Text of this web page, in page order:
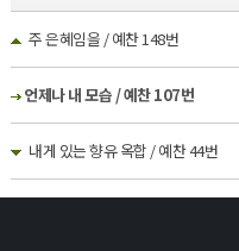
주 은혜임을 / 예찬 148번
언제나 내 모습 / 예찬 107번
내게 있는 향유 옥합 / 예찬 44번